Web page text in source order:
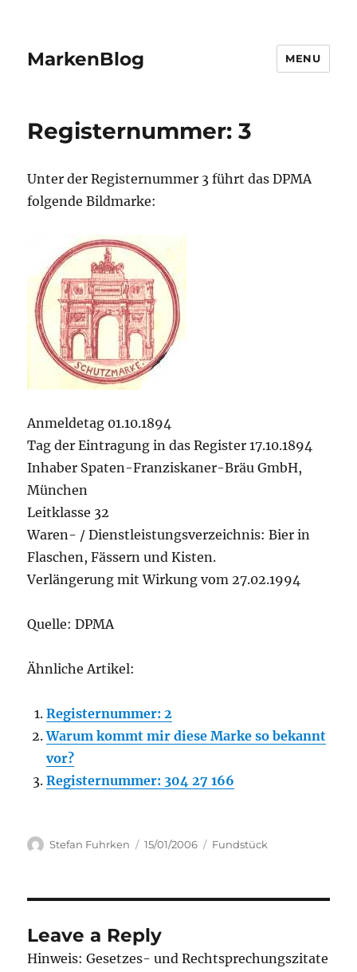
MarkenBlog MENU
Registernummer: 3
Unter der Registernummer 3 führt das DPMA
folgende Bildmarke:
Anmeldetag 01.10.1894
Tag der Eintragung in das Register 17.10.1894
Inhaber Spaten-Franziskaner-Bräu GmbH,
München
Leitklasse 32
Waren- / Dienstleistungsverzeichnis: Bier in
Flaschen, Fässern und Kisten.
Verlängerung mit Wirkung vom 27.02.1994
Quelle: DPMA
Ähnliche Artikel:
Registernummer: 2
Warum kommt mir diese Marke so bekannt
vor?
Registernummer: 304 27 166
Author
Stefan Fuhrken
Posted
15/01/2006 Categories
Fundstück
Leave a Reply
Hinweis: Gesetzes- und Rechtsprechungszitate